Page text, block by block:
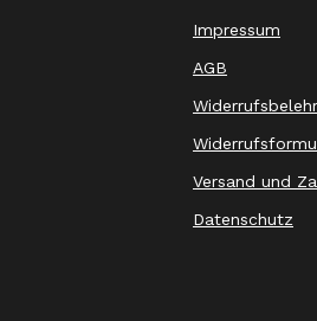
Impressum
AGB
Versand und
Datenschutz